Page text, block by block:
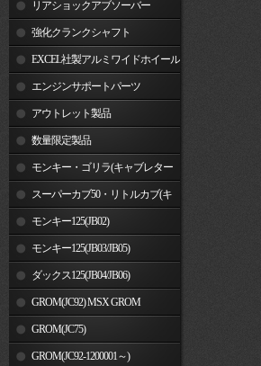
リアショックアブソーバー
強化クランクシャフト
EXCEL社製アルミワイドホイール
リム エンジンサポートパーツ
アウトレット製品
数量限定製品
モンキー・ゴリラ(キャブレター
車) スーパーカブ50・リトルカブ(キ
ャブレター車)
モンキー125(JB02)
モンキー125(JB03/JB05)
ダックス125(JB04/JB06)
GROM(JC92) MSX GROM
GROM(JC75)
GROM(JC92-1200001～)